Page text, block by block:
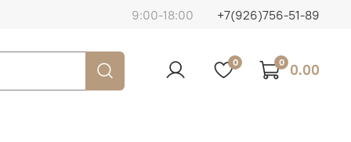
9:00-18:00 +7(926)756-51-89
0 0 0.00